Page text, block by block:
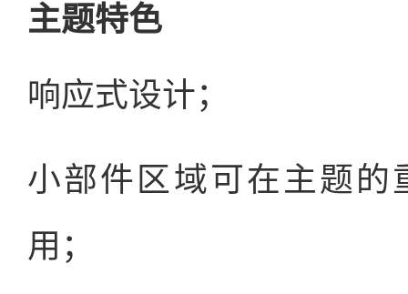
主题特色
响应式设计；
小部件区域可在主题的
用；